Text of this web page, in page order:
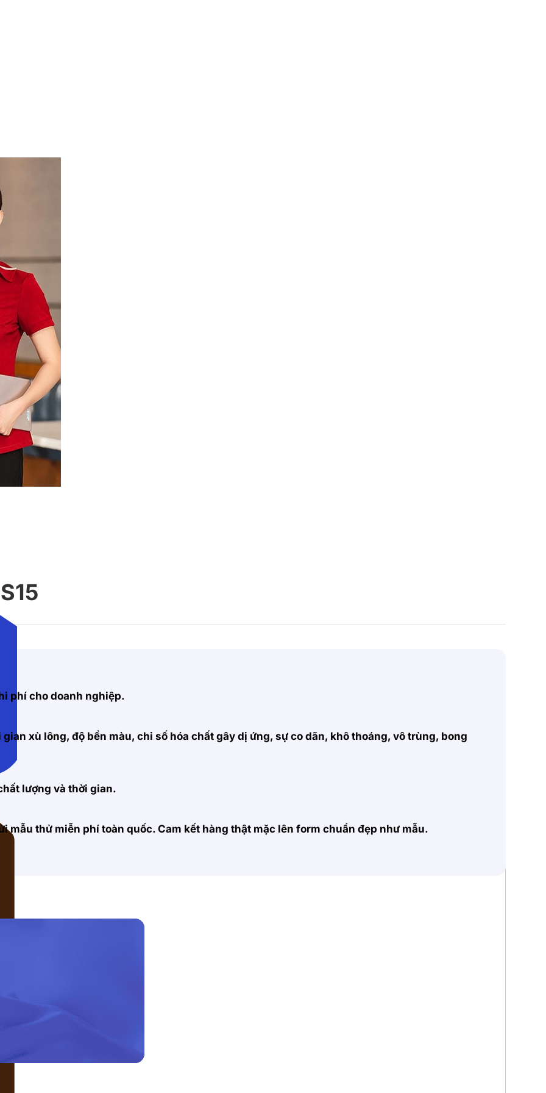
phí cho doanh nghiệp.
xù lông, độ bền màu, chỉ số hóa chất gây dị ứng, sự co dãn, khô thoáng, vô trùng, bong
lượng và thời gian.
mẫu thử miễn phí toàn quốc. Cam kết hàng thật mặc lên form chuẩn đẹp như mẫu.